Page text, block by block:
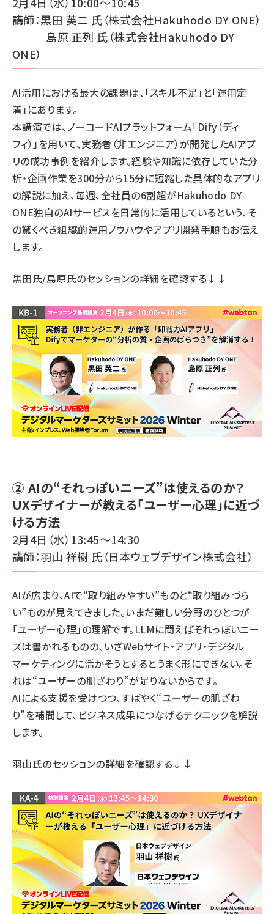
講師：黒田 英二 氏（株式会社Hakuhodo DY ONE）
島原 正列 氏（株式会社Hakuhodo DY
ONE）
AI活用における最大の課題は、「スキル不足」と「運用定
着」にあります。
本講演では、ノーコードAIプラットフォーム「Dify（ディ
フィ）」を用いて、実務者（非エンジニア）が開発したAIアプ
リの成功事例を紹介します。経験や知識に依存していた分
析・企画作業を300分から15分に短縮した具体的なアプリ
の解説に加え、毎週、全社員の6割超がHakuhodo DY
ONE独自のAIサービスを日常的に活用しているという、そ
の驚くべき組織的運用ノウハウやアプリ開発手順もお伝え
します。
黒田氏/島原氏のセッションの詳細を確認する↓↓
② AIの“それっぽいニーズ”は使えるのか？
UXデザイナーが教える「ユーザー心理」に近づ
ける方法
2月4日（水）13:45～14:30
講師：羽山 祥樹 氏（日本ウェブデザイン株式会社）
AIが広まり、AIで“取り組みやすい”ものと“取り組みづら
い”ものが見えてきました。いまだ難しい分野のひとつが
「ユーザー心理」の理解です。LLMに問えばそれっぽいニー
ズは書かれるものの、いざWebサイト・アプリ・デジタル
マーケティングに活かそうとするとうまく形にできない。そ
れは“ユーザーの肌ざわり”が足りないからです。
AIによる支援を受けつつ、すばやく“ユーザーの肌ざわ
り”を補間して、ビジネス成果につなげるテクニックを解説
します。
羽山氏のセッションの詳細を確認する↓↓